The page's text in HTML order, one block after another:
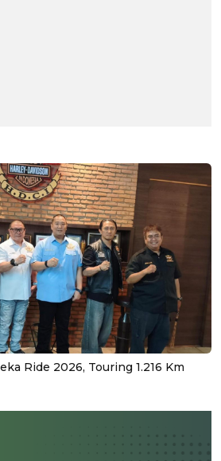
Ride 2026, Touring 1.216 Km